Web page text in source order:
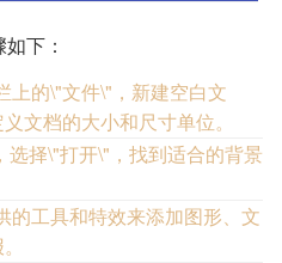
下：
上的\"文件\"，新建空白文
文档的大小和尺寸单位。
择\"打开\"，找到适合的背景
的工具和特效来添加图形、文